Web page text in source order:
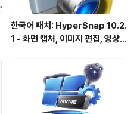
한국어 패치: HyperSnap 10.2.
1 - 화면 캡처, 이미지 편집, 영상